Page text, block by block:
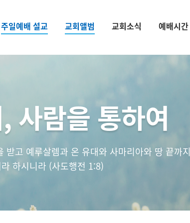
주일예배 설교 교회앨범 교회소식 예배시간
사람을 통하여
고 예루살렘과 온 유대와 사마리아와 땅 끝까지
하시니라 (사도행전 1:8)